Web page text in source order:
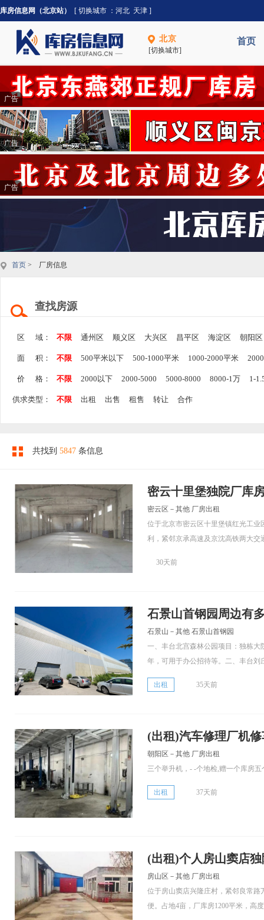
库房信息网（北京站） [ 切换城市 ： 河北 天津 ]
北京
[切换城市]
首页
广告
广告
广告
首页 > 厂房信息
查找房源
区 域： 不限 通州区 顺义区 大兴区 昌平区 海淀区 朝阳区
面 积： 不限 500平米以下 500-1000平米 1000-2000平米
价 格： 不限 2000以下 2000-5000 5000-8000 8000-1万 1-
供求类型： 不限 出租 出售 租售 转让 合作
共找到 5847 条信息
密云十里堡独院厂库
密云区－其他 厂房出租
位于北京市密云区十里堡镇红光工
利，紧邻京承高速及京沈高铁两大交
30天前
石景山首钢园周边有
石景山－其他 石景山首钢园
一、丰台北宫森林公园项目：独栋大
年，可用于办公招待等。二、丰台刘
出租 35天前
(出租)汽车修理厂机
朝阳区－其他 厂房出租
三个举升机，- -个地检,赠一个库房五
出租 37天前
(出租)个人房山窦店
房山区－其他 厂房出租
位于房山窦店兴隆庄村，紧邻良常
便。占地4亩，厂库房1200平米，高